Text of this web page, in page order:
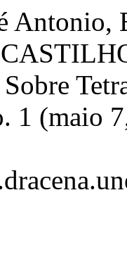
Antonio,
1 (maio